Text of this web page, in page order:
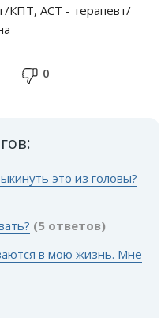
КПТ, АСТ - терапевт/
0
это из головы?
(5 ответов)
в мою жизнь. Мне